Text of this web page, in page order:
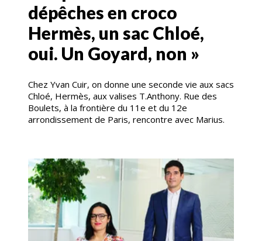
dépêches en croco
Hermès, un sac Chloé,
oui. Un Goyard, non »
Chez Yvan Cuir, on donne une seconde vie aux sacs
Chloé, Hermès, aux valises T.Anthony. Rue des
Boulets, à la frontière du 11e et du 12e
arrondissement de Paris, rencontre avec Marius.